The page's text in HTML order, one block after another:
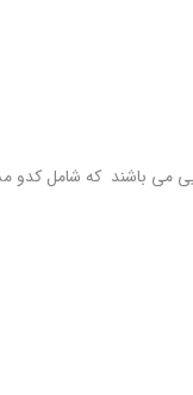
می باشند که شامل کدو